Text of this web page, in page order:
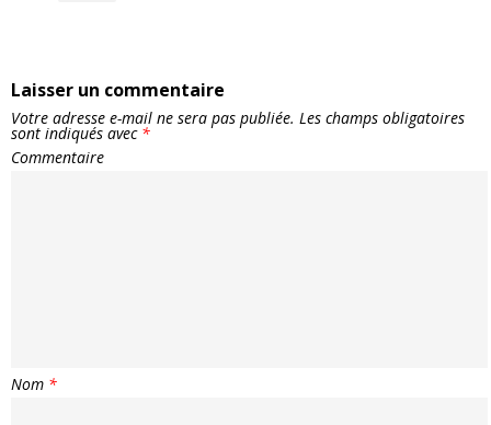
Laisser un commentaire
Votre adresse e-mail ne sera pas publiée. Les champs obligatoires
sont indiqués avec *
Commentaire
Nom *